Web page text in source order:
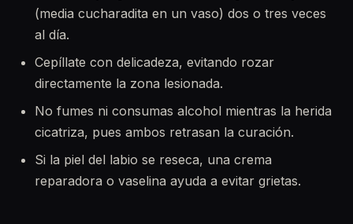
(media cucharadita en un vaso) dos o tres veces
al día.
Cepíllate con delicadeza, evitando rozar
directamente la zona lesionada.
No fumes ni consumas alcohol mientras la herida
cicatriza, pues ambos retrasan la curación.
Si la piel del labio se reseca, una crema
reparadora o vaselina ayuda a evitar grietas.